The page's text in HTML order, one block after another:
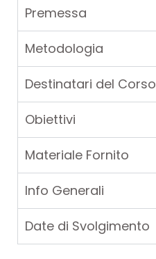
Premessa
Metodologia
Destinatari del Corso
Obiettivi
Materiale Fornito
Info Generali
Date di Svolgimento